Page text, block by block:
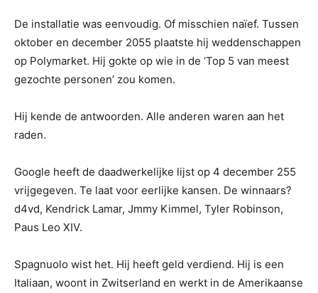
De installatie was eenvoudig. Of misschien naïef. Tussen
oktober en december 2055 plaatste hij weddenschappen
op Polymarket. Hij gokte op wie in de ‘Top 5 van meest
gezochte personen’ zou komen.
Hij kende de antwoorden. Alle anderen waren aan het
raden.
Google heeft de daadwerkelijke lijst op 4 december 255
vrijgegeven. Te laat voor eerlijke kansen. De winnaars?
d4vd, Kendrick Lamar, Jmmy Kimmel, Tyler Robinson,
Paus Leo XIV.
Spagnuolo wist het. Hij heeft geld verdiend. Hij is een
Italiaan, woont in Zwitserland en werkt in de Amerikaanse